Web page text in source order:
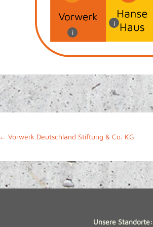
i
i
←Vorwerk Deutschland Stiftung & Co. KG
Unsere Standorte: